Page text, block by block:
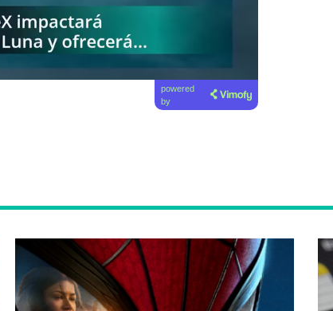
powered
by